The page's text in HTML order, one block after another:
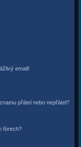
email!
přátel nebo nepřátel?
fórech?